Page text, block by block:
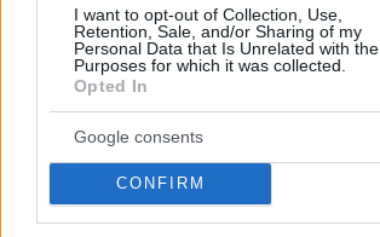
I want to opt-out of Collection, Use,
Retention, Sale, and/or Sharing of my
Personal Data that Is Unrelated with the
Purposes for which it was collected.
Opted In
Google consents
CONFIRM